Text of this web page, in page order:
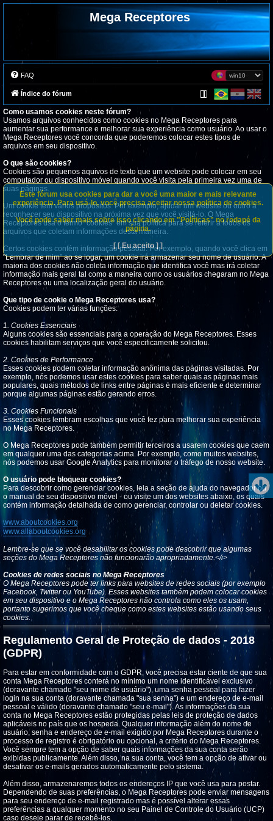
Mega Receptores
FAQ
Índice do fórum
Como usamos cookies neste fórum?
Usamos arquivos conhecidos como cookies no Mega Receptores para
aumentar sua performance e melhorar sua experiência como usuário. Ao usar o
Mega Receptores você concorda que poderemos colocar estes tipos de
arquivos em seu dispositivo.
O que são cookies?
Cookies são pequenos aquivos de texto que um website pode colocar em seu
computador ou dispositivo móvel quando você visita pela primeira vez uma de
suas páginas.
Um cookie tem vários propósitos. Por exemplo, ajudar um website ou outro a
reconhecer seu dispositivo na próxima vez que você visitá-lo. O Mega
Receptores usa o termo "cookies" em sua política para se referir a todos os
arquivos que coletam informações desta maneira.
Certos cookies contém informação pessoal. Por exemplo, quando você clica em
"Lembrar de mim" ao se logar, um cookie irá armazenar seu nome de usuário. A
maioria dos cookies não coleta informação que identifica você mas irá coletar
informação mais geral tal como a maneira como os usuários chegaram no Mega
Receptores ou uma localização geral do usuário.
Que tipo de cookie o Mega Receptores usa?
Cookies podem ter várias funções:
1. Cookies Essenciais
Alguns cookies são essenciais para a operação do Mega Receptores. Esses
cookies habilitam serviços que você especificamente solicitou.
2. Cookies de Performance
Esses cookies podem coletar informação anônima das páginas visitadas. Por
exemplo, nós podemos usar estes cookies para saber quais as páginas mais
populares, quais métodos de links entre páginas é mais eficiente e determinar
porque algumas páginas estão gerando erros.
3. Cookies Funcionais
Esses cookies lembram escolhas que você fez para melhorar sua experiência
no Mega Receptores.
O Mega Receptores pode também permitir terceiros a usarem cookies que caem
em qualquer uma das categorias acima. Por exemplo, como muitos websites,
nós podemos usar Google Analytics para monitorar o tráfego de nosso website.
O usuário pode bloquear cookies?
Para descobrir como gerenciar cookies, leia a seção de ajuda do navegador ou
o manual de seu dispositivo móvel - ou visite um dos websites abaixo, os quais
contém informação detalhada de como gerenciar, controlar ou deletar cookies.
www.aboutcookies.org
www.allaboutcookies.org
Lembre-se que se você desabilitar os cookies pode descobrir que algumas
seções do Mega Receptores não funcionarão apropriadamente.</i>
Cookies de redes sociais no Mega Receptores
O Mega Receptores pode ter links para websites de redes sociais (por exemplo
Facebook, Twitter ou YouTube). Esses websites também podem colocar cookies
em seu dispositivo e o Mega Receptores não controla como eles os usam,
portanto sugerimos que você cheque como estes websites estão usando seus
cookies.
Regulamento Geral de Proteção de dados - 2018
(GDPR)
Para estar em conformidade com o GDPR, você precisa estar ciente de que sua
conta Mega Receptores conterá no mínimo um nome identificável exclusivo
(doravante chamado "seu nome de usuário"), uma senha pessoal para fazer
login na sua conta (doravante chamada "sua senha") e um endereço de e-mail
pessoal e válido (doravante chamado "seu e-mail"). As informações da sua
conta no Mega Receptores estão protegidas pelas leis de proteção de dados
aplicáveis ​​no país que os hospeda. Qualquer informação além do nome de
usuário, senha e endereço de e-mail exigido por Mega Receptores durante o
processo de registro é obrigatório ou opcional, a critério do Mega Receptores.
Você sempre tem a opção de saber quais informações da sua conta serão
exibidas publicamente. Além disso, na sua conta, você tem a opção de ativar ou
desativar os e-mails gerados automaticamente pelo sistema.
Além disso, armazenaremos todos os endereços IP que você usa para postar.
Dependendo de suas preferências, o Mega Receptores pode enviar mensagens
para seu endereço de e-mail registrado mas é possível alterar essas
preferências a qualquer momento no seu Painel de Controle do Usuário (UCP)
caso deseje parar de recebê-los.
Este fórum usa cookies para dar a você uma maior e mais relevante
experiência. Para usá-lo, você precisa aceitar nossa política de cookies.
Você pode saber mais sobre isso clicando em "Políticas" no rodapé da
página.
[ [ Eu aceito ] ]